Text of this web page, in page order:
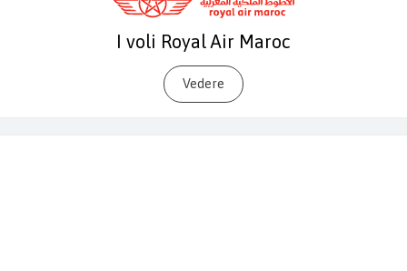
I voli Royal Air Maroc
Vedere